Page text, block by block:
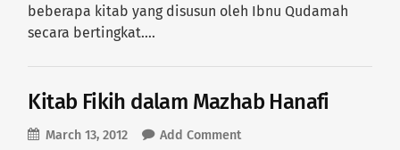
beberapa kitab yang disusun oleh Ibnu Qudamah
secara bertingkat….
Kitab Fikih dalam Mazhab Hanafi
March 13, 2012 Add Comment